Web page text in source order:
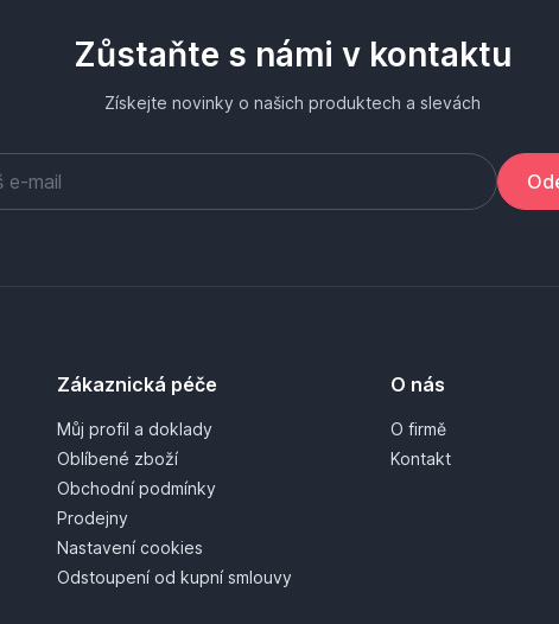
Zůstaňte s námi v kontaktu
Získejte novinky o našich produktech a slevách
Zákaznická péče
Můj profil a doklady
Oblíbené zboží
Obchodní podmínky
Prodejny
Nastavení cookies
Odstoupení od kupní smlouvy
O nás
O firmě
Kontakt